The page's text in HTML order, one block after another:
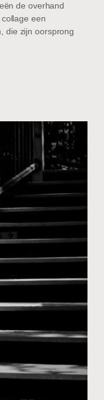
de overhand
een
die zijn oorsprong